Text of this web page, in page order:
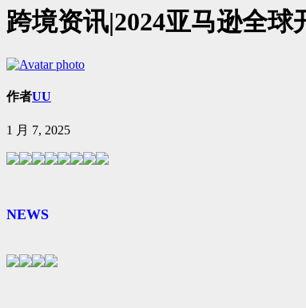
跨境资讯|2024亚马逊全
作者UU
1 月 7, 2025
NEWS